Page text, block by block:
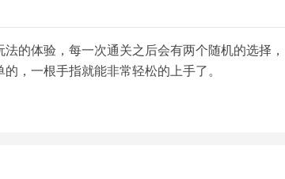
的体验，每一次通关之后会有两个随机的选择，
，一根手指就能非常轻松的上手了。